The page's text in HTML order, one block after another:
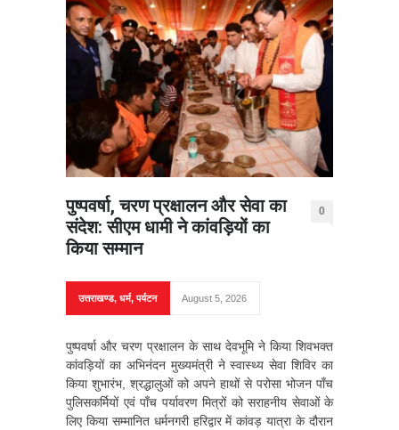
पुष्पवर्षा, चरण प्रक्षालन और सेवा का
संदेश: सीएम धामी ने कांवड़ियों का
किया सम्मान
0
उत्तराखण्ड, धर्म,पर्यटन August 5, 2026
पुष्पवर्षा और चरण प्रक्षालन के साथ देवभूमि ने किया शिवभक्त
कांवड़ियों का अभिनंदन मुख्यमंत्री ने स्वास्थ्य सेवा शिविर का
किया शुभारंभ, श्रद्धालुओं को अपने हाथों से परोसा भोजन पाँच
पुलिसकर्मियों एवं पाँच पर्यावरण मित्रों को सराहनीय सेवाओं के
लिए किया सम्मानित धर्मनगरी हरिद्वार में कांवड़ यात्रा के दौरान